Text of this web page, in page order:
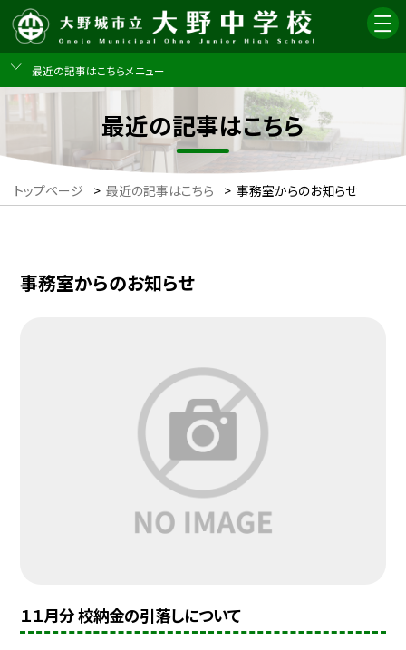
最近の記事はこちらメニュー
最近の記事はこちら
トップページ > 最近の記事はこちら > 事務室からのお知らせ
事務室からのお知らせ
１１月分 校納金の引落しについて